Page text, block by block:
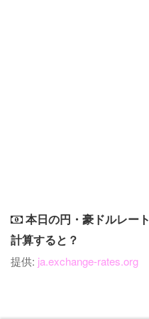
本日の円・豪ドルレート
計算すると？
提供: ja.exchange-rates.org